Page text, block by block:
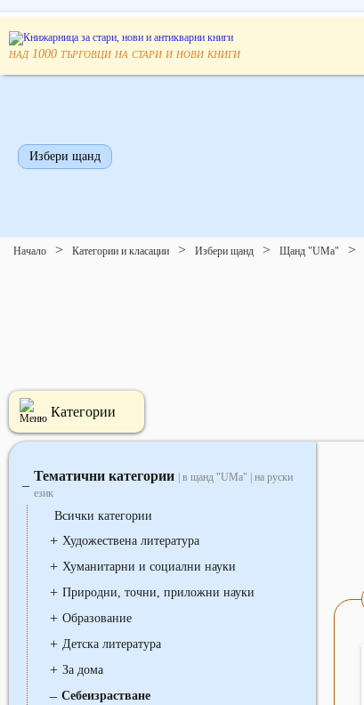
над 1000 търговци на стари и нови книги
Избери щанд
Начало Категории и класации Избери щанд Щанд "UMa"
Категории
‒
Тематични категории
| в щанд "UMa" | на руски
език
Всички категории
+ Художествена литература
+ Хуманитарни и социални науки
+ Природни, точни, приложни науки
+ Образование
+ Детска литература
+ За дома
‒ Себеизрастване